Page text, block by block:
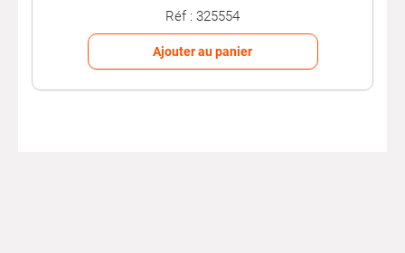
Réf : 325554
Ajouter au panier